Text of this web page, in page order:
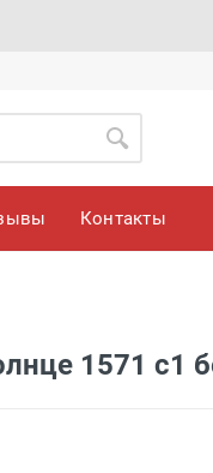
Контакты
1571 c1